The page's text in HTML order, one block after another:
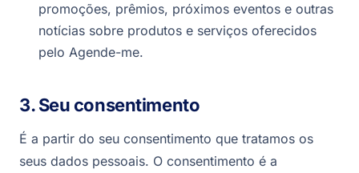
promoções, prêmios, próximos eventos e outras
notícias sobre produtos e serviços oferecidos
pelo Agende-me.
3. Seu consentimento
É a partir do seu consentimento que tratamos os
seus dados pessoais. O consentimento é a